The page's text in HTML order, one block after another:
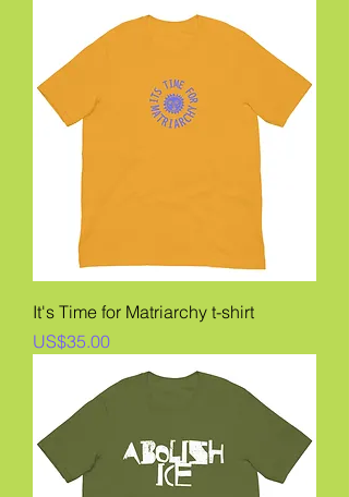
It's Time for Matriarchy t-shirt
價格
US$35.00